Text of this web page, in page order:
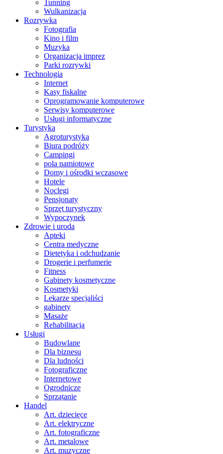
Tunning
Wulkanizacja
Rozrywka
Fotografia
Kino i film
Muzyka
Organizacja imprez
Parki rozrywki
Technologia
Internet
Kasy fiskalne
Oprogramowanie komputerowe
Serwisy komputerowe
Usługi informatyczne
Turystyka
Agroturystyka
Biura podróży
Campingi
pola namiotowe
Domy i ośrodki wczasowe
Hotele
Noclegi
Pensjonaty
Sprzęt turystyczny
Wypoczynek
Zdrowie i uroda
Apteki
Centra medyczne
Dietetyka i odchudzanie
Drogerie i perfumerie
Fitness
Gabinety kosmetyczne
Kosmetyki
Lekarze specjaliści
gabinety
Masaże
Rehabilitacja
Usługi
Budowlane
Dla biznesu
Dla ludności
Fotograficzne
Internetowe
Ogrodnicze
Sprzątanie
Handel
Art. dziecięce
Art. elektryczne
Art. fotograficzne
Art. metalowe
Art. muzyczne